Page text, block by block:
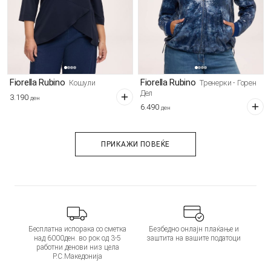
Fiorella Rubino Кошули
3.190 ден
Fiorella Rubino Тренерки - Горен
Дел
6.490 ден
ПРИКАЖИ ПОВЕЌЕ
Бесплатна испорака со сметка
над 6000ден. во рок од 3-5
работни денови низ цела
Р.С.Македонија
Безбедно онлајн плаќање и
заштита на вашите податоци